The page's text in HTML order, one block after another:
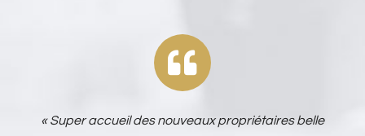
«Super accueil des nouveaux propriétaires belle